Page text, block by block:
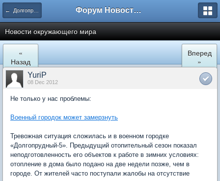
← Долгопрудный Форум Новостройки
Новости окружающего мира
«
Назад
Вперед
»
YuriP
08 Dec 2012
Не только у нас проблемы:
Военный городок может замерзнуть
Тревожная ситуация сложилась и в военном городке
«Долгопрудный-5». Предыдущий отопительный сезон показал
неподготовленность его объектов к работе в зимних условиях:
отопление в дома было подано на две недели позже, чем в
городе. От жителей часто поступали жалобы на отсутствие